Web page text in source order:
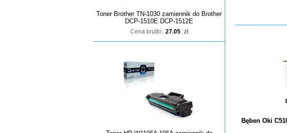
Toner Brother TN-1030 zamiennik do Brother
DCP-1510E DCP-1512E
Cena brutto: 27.05 zł
Bęben Oki